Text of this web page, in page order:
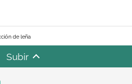
de leña
Subir